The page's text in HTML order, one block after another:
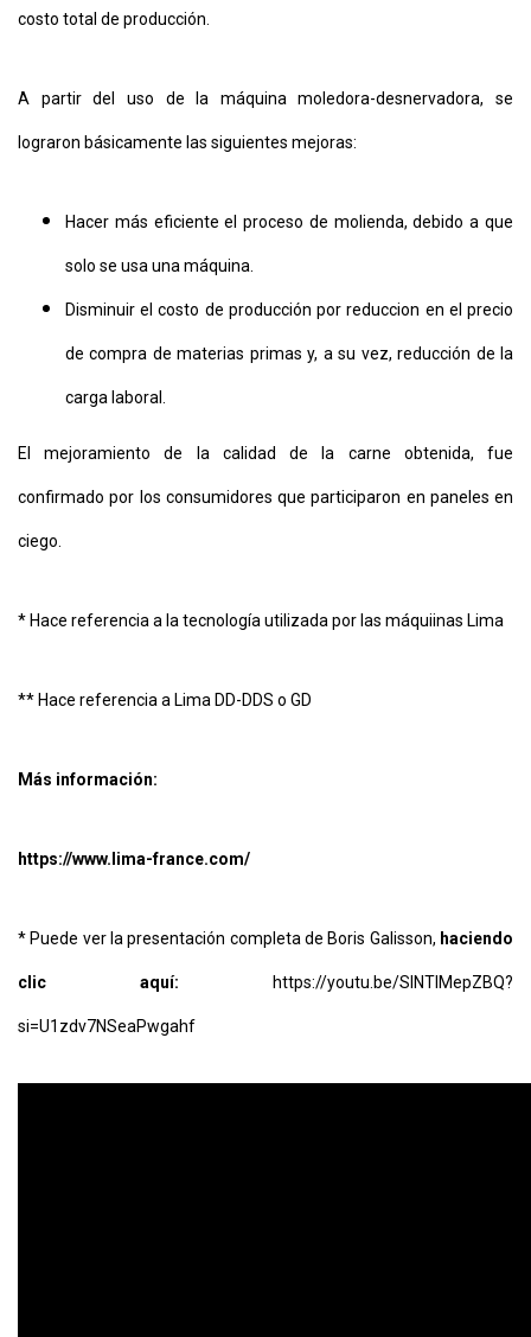
costo total de producción.
A partir del uso de la máquina moledora-desnervadora, se
lograron básicamente las siguientes mejoras:
Hacer más eficiente el proceso de molienda, debido a que
solo se usa una máquina.
Disminuir el costo de producción por reduccion en el precio
de compra de materias primas y, a su vez, reducción de la
carga laboral.
El mejoramiento de la calidad de la carne obtenida, fue
confirmado por los consumidores que participaron en paneles en
ciego.
* Hace referencia a la tecnología utilizada por las máquiinas Lima
** Hace referencia a Lima DD-DDS o GD
Más información:
https://www.lima-france.com/
* Puede ver la presentación completa de Boris Galisson, haciendo
clic aquí: https://youtu.be/SINTIMepZBQ?
si=U1zdv7NSeaPwgahf